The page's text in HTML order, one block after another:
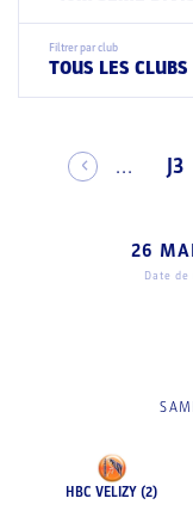
Filtrer par club
TOUS LES CLUBS
... J3
26
Date de
HBC VELIZY (2)